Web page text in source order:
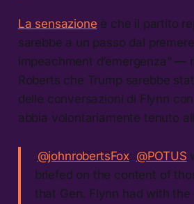
La sensazione è che il partito
sarebbe a un passo dal
impeachment d’emergenza” —
Roberts che Trump sarebbe
delle conversazioni di Flynn
abbia volontariamente tenuto
.@johnrobertsFox: @POTUS
briefed on the content of
that Gen. Flynn had with the